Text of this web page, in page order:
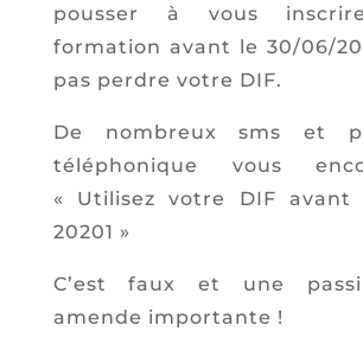
pousser à vous
formation avant le 30/06/
pas perdre votre DIF.
De nombreux sms et
téléphonique vous
« Utilisez votre DIFavant
20201 »
C’est faux et une
amende importante !